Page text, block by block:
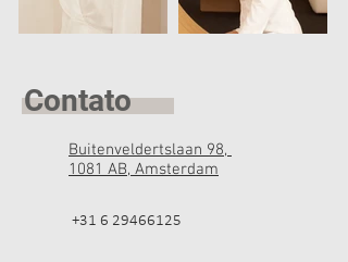
Contato
Buitenveldertslaan 98,
1081 AB, Amsterdam
+31 6 29466125